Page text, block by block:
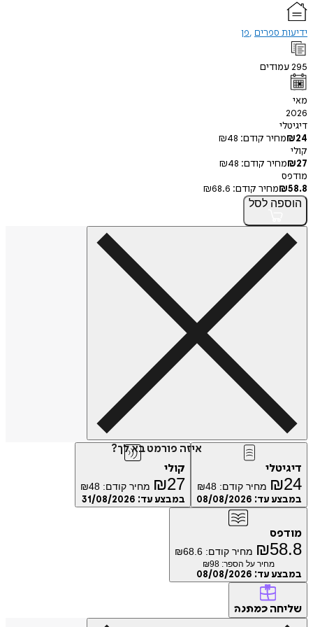
ספרים פן
קודם:
₪48
קודם: ₪48
מחיר קודם: ₪68.6
לסל
איזה פורמט בא לך?
₪ מחיר קודם: ₪48
עד:08/08/2026
₪ 27 מחיר קודם: ₪48
במבצע עד:31/08/2026
₪ מחיר קודם: ₪68.6
מחיר על הספר: ₪98
עד:08/08/2026
כמתנה